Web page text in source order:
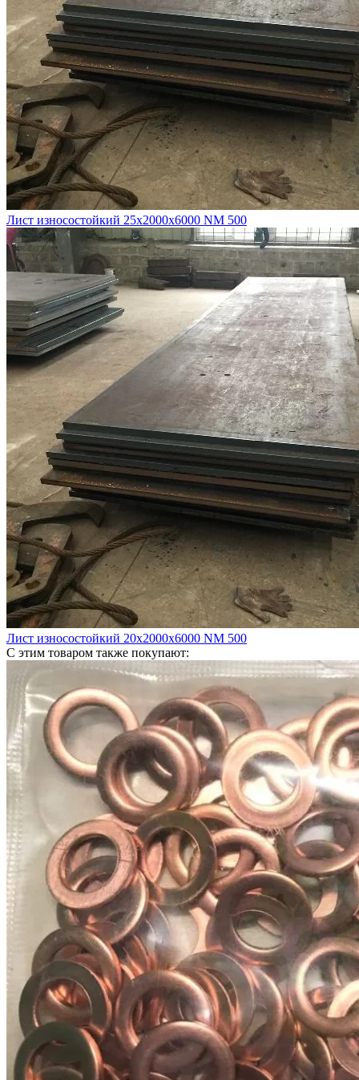
Лист износостойкий 25х2000х6000 NM 500
Лист износостойкий 20х2000х6000 NM 500
С этим товаром также покупают: